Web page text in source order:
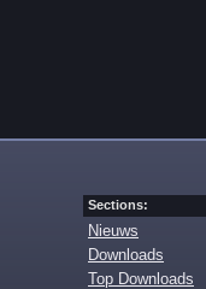
Sections:
Nieuws
Downloads
Top Downloads